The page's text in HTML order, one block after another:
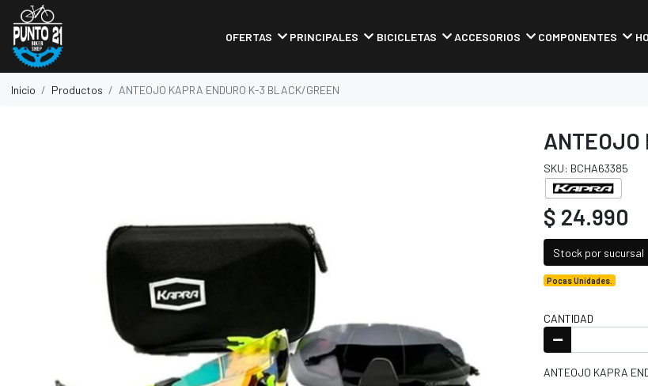
OFERTAS PRINCIPALES BICICLETAS ACCESORIOS COMPONENTES
Inicio Productos ANTEOJO KAPRA ENDURO K-3 BLACK/GREEN
ANTEOJO
SKU: BCHA63385
$ 24.990
Stock por sucursal
Pocas Unidades.
CANTIDAD
ANTEOJO KAPRA